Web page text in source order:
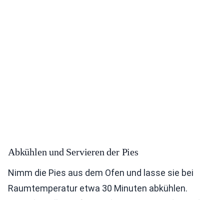
Abkühlen und Servieren der Pies
Nimm die Pies aus dem Ofen und lasse sie bei
Raumtemperatur etwa 30 Minuten abkühlen.